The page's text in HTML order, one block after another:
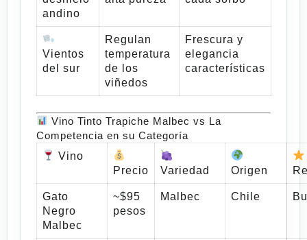
andino
Vientos
del sur
Regulan
temperatura
de los
viñedos
Frescura y
elegancia
características
Vino Tinto Trapiche Malbec vs La
Competencia en su Categoría
Vino
Precio
Variedad Origen
Gato
Negro
Malbec
~$95
pesos
Malbec Chile